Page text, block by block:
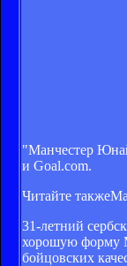
"Манчестер
и Goal.com.
Читайте также
31-летний
хорошую форму
бойцовских